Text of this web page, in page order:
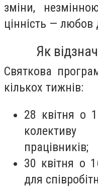
зміни,
цінність — любов
Як
Святкова
кількох тижнів:
28 квітня о
працівників;
30 квітня о
для